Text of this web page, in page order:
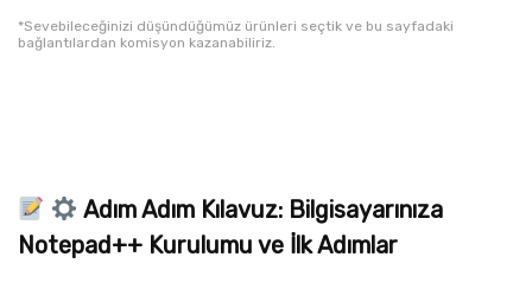
*Sevebileceğinizi düşündüğümüz ürünleri seçtik ve bu sayfadaki
bağlantılardan komisyon kazanabiliriz.
Adım Adım Kılavuz: Bilgisayarınıza
Notepad++ Kurulumu ve İlk Adımlar